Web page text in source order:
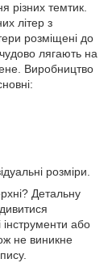
різних темтик.
літер з
розміщені до
лягають на
Виробництво
розміри.
Детальну
або
не виникне